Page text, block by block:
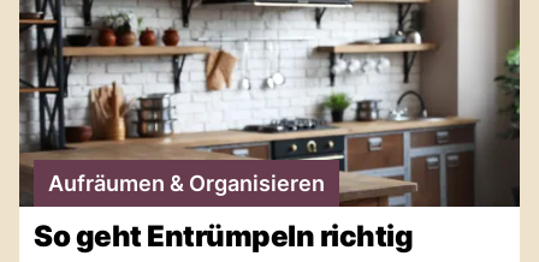
Aufräumen & Organisieren
So geht Entrümpeln richtig